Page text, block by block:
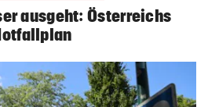
ausgeht: Österreichs